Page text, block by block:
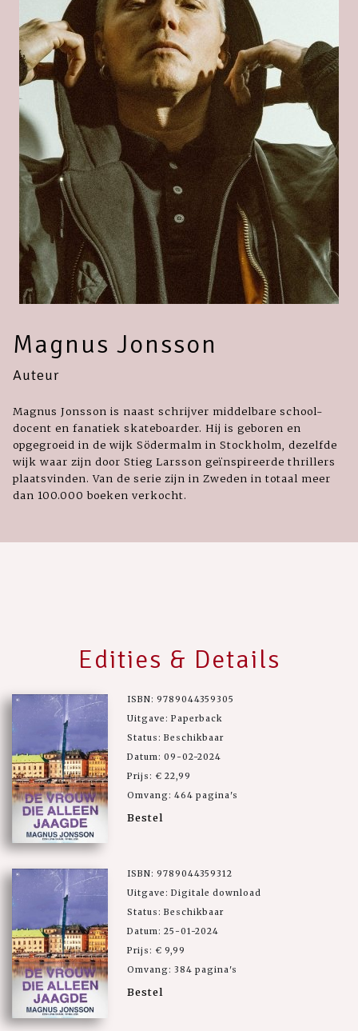
Magnus Jonsson
Auteur
Magnus Jonsson is naast schrijver middelbare school-
docent en fanatiek skateboarder. Hij is geboren en
opgegroeid in de wijk Södermalm in Stockholm, dezelfde
wijk waar zijn door Stieg Larsson geïnspireerde thrillers
plaatsvinden. Van de serie zijn in Zweden in totaal meer
dan 100.000 boeken verkocht.
Edities & Details
ISBN: 9789044359305
Uitgave: Paperback
Status: Beschikbaar
Datum: 09-02-2024
Prijs: € 22,99
Omvang: 464 pagina's
Bestel
ISBN: 9789044359312
Uitgave: Digitale download
Status: Beschikbaar
Datum: 25-01-2024
Prijs: € 9,99
Omvang: 384 pagina's
Bestel